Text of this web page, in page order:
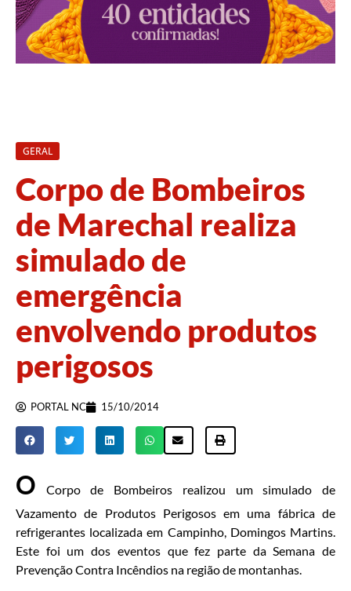
GERAL
Corpo de Bombeiros
de Marechal realiza
simulado de
emergência
envolvendo produtos
perigosos
PORTAL NC 15/10/2014
O Corpo de Bombeiros realizou um simulado de
Vazamento de Produtos Perigosos em uma fábrica de
refrigerantes localizada em Campinho, Domingos Martins.
Este foi um dos eventos que fez parte da Semana de
Prevenção Contra Incêndios na região de montanhas.